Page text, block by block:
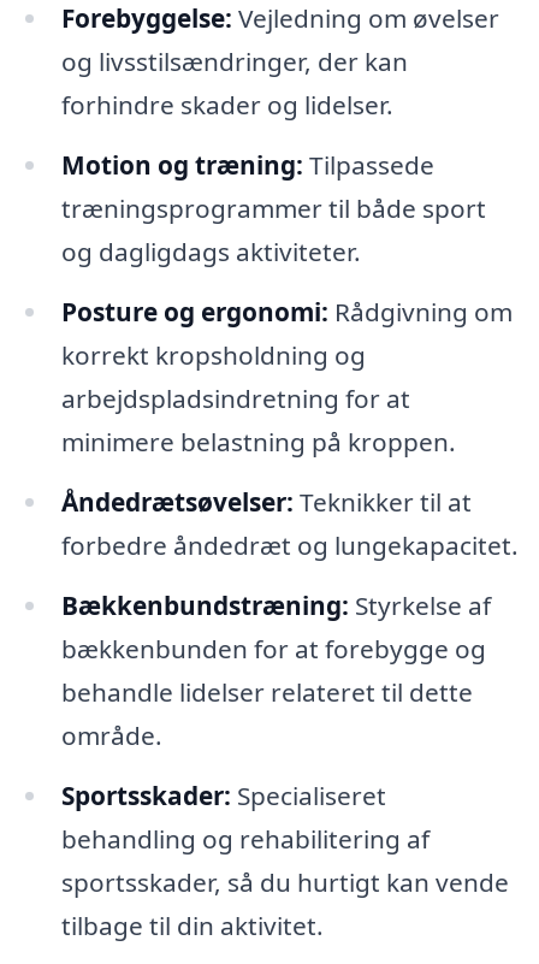
Forebyggelse: Vejledning om øvelser
og livsstilsændringer, der kan
forhindre skader og lidelser.
Motion og træning: Tilpassede
træningsprogrammer til både sport
og dagligdags aktiviteter.
Posture og ergonomi: Rådgivning om
korrekt kropsholdning og
arbejdspladsindretning for at
minimere belastning på kroppen.
Åndedrætsøvelser: Teknikker til at
forbedre åndedræt og lungekapacitet.
Bækkenbundstræning: Styrkelse af
bækkenbunden for at forebygge og
behandle lidelser relateret til dette
område.
Sportsskader: Specialiseret
behandling og rehabilitering af
sportsskader, så du hurtigt kan vende
tilbage til din aktivitet.